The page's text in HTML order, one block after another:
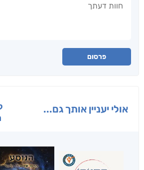
פרסום
אולי יעניין אותך גם...